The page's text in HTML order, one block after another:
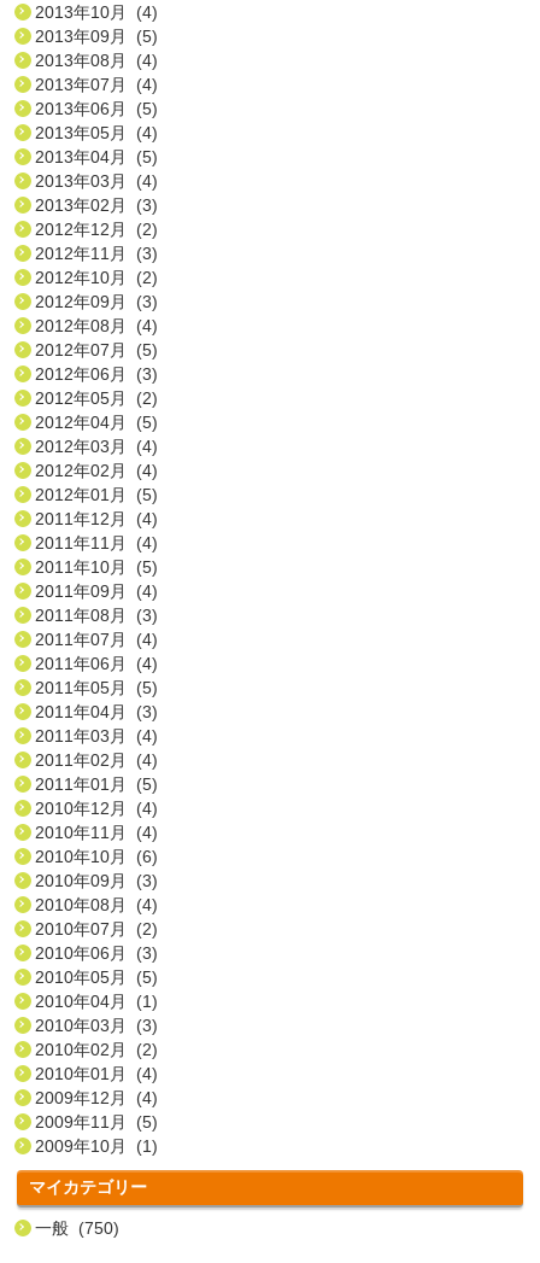
2013年10月 (4)
2013年09月 (5)
2013年08月 (4)
2013年07月 (4)
2013年06月 (5)
2013年05月 (4)
2013年04月 (5)
2013年03月 (4)
2013年02月 (3)
2012年12月 (2)
2012年11月 (3)
2012年10月 (2)
2012年09月 (3)
2012年08月 (4)
2012年07月 (5)
2012年06月 (3)
2012年05月 (2)
2012年04月 (5)
2012年03月 (4)
2012年02月 (4)
2012年01月 (5)
2011年12月 (4)
2011年11月 (4)
2011年10月 (5)
2011年09月 (4)
2011年08月 (3)
2011年07月 (4)
2011年06月 (4)
2011年05月 (5)
2011年04月 (3)
2011年03月 (4)
2011年02月 (4)
2011年01月 (5)
2010年12月 (4)
2010年11月 (4)
2010年10月 (6)
2010年09月 (3)
2010年08月 (4)
2010年07月 (2)
2010年06月 (3)
2010年05月 (5)
2010年04月 (1)
2010年03月 (3)
2010年02月 (2)
2010年01月 (4)
2009年12月 (4)
2009年11月 (5)
2009年10月 (1)
マイカテゴリー
一般 (750)